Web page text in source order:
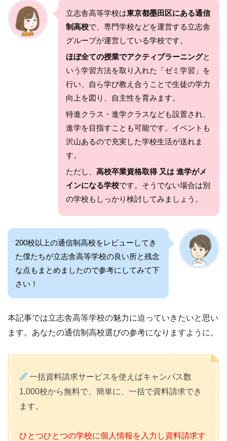
立志舎高等学校は東京都墨田区にある通信
制高校で、専門学校などを運営する立志舎
グループが運営している学校です。
ほぼ全ての授業でアクティブラーニングと
いう学習方法を取り入れた「ゼミ学習」を
行い、自ら学び教え合うことで生徒の学力
向上を図り、自主性を育みます。
特進クラス・進学クラスなども設置され、
進学を目指すことも可能です。イベントも
沢山あるので充実した学校生活が送れま
す。
ただし、 高校卒業資格取得 又は 進学がメ
インになる学校です。そうでない場合は別
の学校もしっかり検討してみましょう。
200校以上の通信制高校をレビューしてき
た僕たちが立志舎高等学校の良い所と残念
な点もまとめましたので参考にしてみて下
さい！
本記事では立志舎高等学校の魅力に迫っていきたいと思い
ます。あなたの通信制高校選びの参考になりますように。
一括資料請求サービスを使えばキャンパス数
1,000校から無料で、簡単に、一括で資料請求でき
ます。
ひとつひとつの学校に個人情報を入力し資料請求す